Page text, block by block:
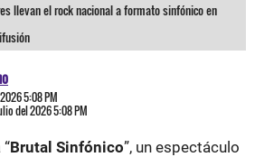
llevan el rock nacional a formato sinfónico en
5:08 PM
del 2026 5:08 PM
Brutal Sinfónico”, un espectáculo